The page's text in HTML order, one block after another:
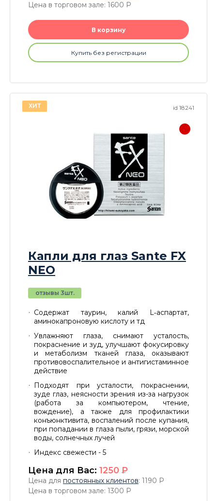
Цена в торговом зале: 1600 P
В корзину
Купить без регистрации
id 18241
ХИТ
Капли для глаз Sante FX
NEO
отзывы 3шт.
Содержат таурин, калий L‑аспартат,
аминокапроновую кислоту и тд
Увлажняют глаза, снимают усталость,
покраснение и зуд, улучшают фокусировку
и метаболизм тканей глаза, оказывают
противовоспалительное и антигистаминное
действие
Подходят при усталости, покраснении,
зуде глаз, неясности зрения из-за нагрузок
(работа за компьютером, чтение,
вождение), а также для профилактики
конъюнктивита, воспалений после купания,
при попадании в глаза пыли, грязи, морской
воды, солнечных лучей
Индекс свежести - 5
Цена для Вас: 1250 P
Цена для постоянных клиентов: 1190 P
Цена в торговом зале: 1300 P